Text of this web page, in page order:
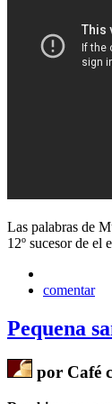
Las palabras de
12º sucesor de
comentar
Pequena
por Café